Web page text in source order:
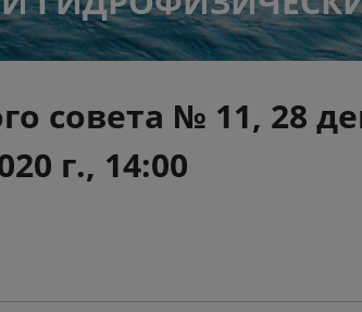
совета № 11, 28
г., 14:00